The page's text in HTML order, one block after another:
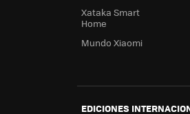
Xataka Smart
Home
Mundo Xiaomi
EDICIONES